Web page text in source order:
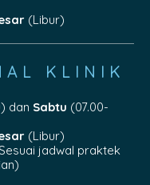
(Libur)
KLINIK
dan Sabtu (07.00-
(Libur)
jadwal praktek